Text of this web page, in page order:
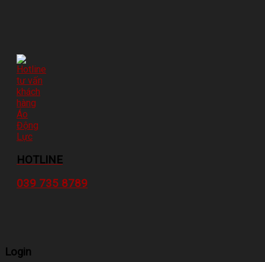
HOTLINE
039 735 8789
Login